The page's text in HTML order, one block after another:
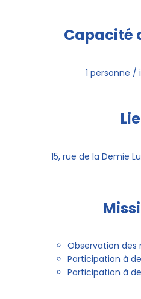
Capacité
1 personne /
15, rue de la Demie
Observation des
Participation à
Participation à